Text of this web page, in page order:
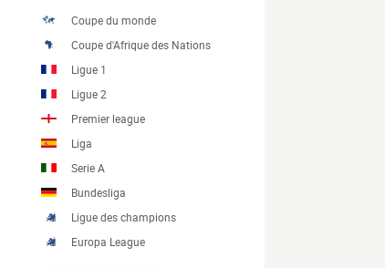
Coupe du monde
Coupe d'Afrique des Nations
Ligue 1
Ligue 2
Premier league
Liga
Serie A
Bundesliga
Ligue des champions
Europa League